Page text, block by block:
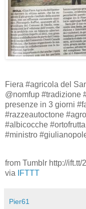
Fiera #agricola del
@nomfup #tradizione
presenze in 3 giorni
#razzeautoctone
#albicocche
#ministro
from Tumblr http://ift.tt/
via
IFTTT
Pier61